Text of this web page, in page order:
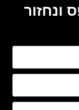
ונחזור